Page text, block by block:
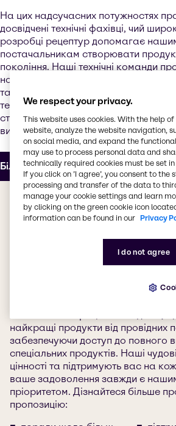
На цих надсучасних потужностях
досвідчені технічні фахівці, чий
розробці рецептур допомагає
постачальникам створювати
покоління. Наші технічні команди
нормативну підтримку й підтримку
також налаштовують продукти
тенденцій, які постійно змінюються,
стандартів продуктивності та
витрат.
Більше про наш Innovation &
Цінність,
пропонуємо
Незалежно від того, чи шукаєте
декоративних або промислових
покриттів чи будівельної хімії, у
найкращі продукти від провідних
забезпечуючи доступ до повного
спеціальних продуктів. Наші
цінності та підтримують вас на
ваше задоволення завжди є
пріоритетом. Дізнайтеся більше
пропозицію:
We respect your privacy.
This website uses cookies. With the help
website, analyze the website navigation,
on social media, and expand the
may use to process personal data and
technically required cookies must be set
If you click on ’I agree’, you consent to
processing and transfer of the data to
manage your cookie settings and learn
by clicking on the green cookie icon
information can be found in our Privacy
I do not agree